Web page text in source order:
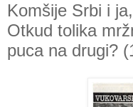
Komšije Srbi i
Otkud tolika
puca na drugi?